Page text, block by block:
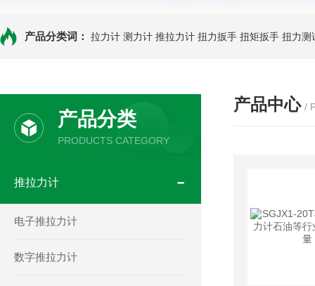
产品分类词： 拉力计 测力计 推拉力计 扭力扳手 扭矩扳手 扭力测
产品分类
PRODUCTS CATEGORY
推拉力计
电子推拉力计
数字推拉力计
产品中心 /